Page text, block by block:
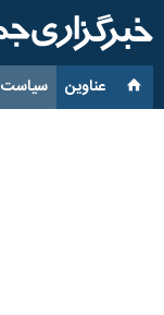
عناوین‌ سیاست